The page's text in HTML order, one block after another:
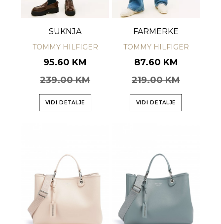
SUKNJA
TOMMY HILFIGER
95.60 KM
239.00 KM
VIDI DETALJE
FARMERKE
TOMMY HILFIGER
87.60 KM
219.00 KM
VIDI DETALJE